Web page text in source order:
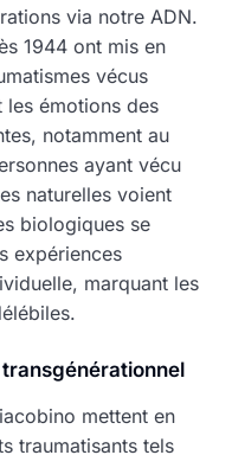
via notre ADN.
1944 ont mis en
vécus
les émotions des
notamment au
ayant vécu
naturelles voient
biologiques se
expériences
marquant les
transgénérationnel
mettent en
traumatisants tels